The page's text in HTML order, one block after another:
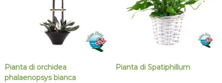
Pianta di orchidea
phalaenopsys bianca
Pianta di Spatiphillum